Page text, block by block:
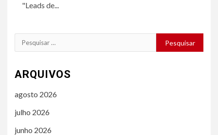
"Leads de...
Pesquisar
por:
ARQUIVOS
agosto 2026
julho 2026
junho 2026